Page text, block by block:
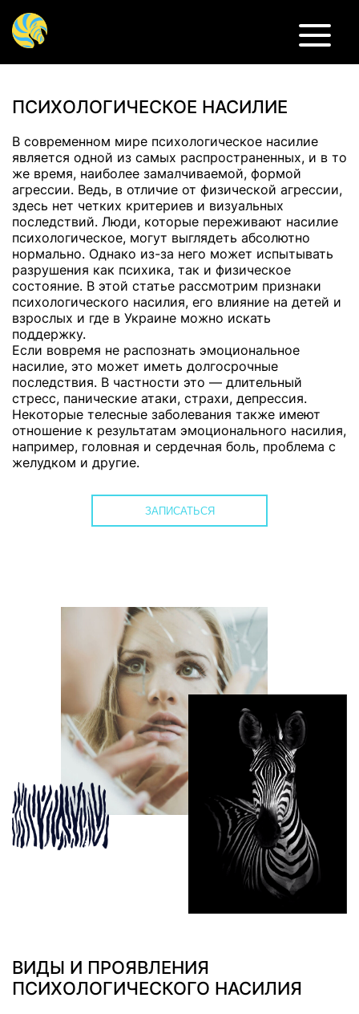
ПСИХОЛОГИЧЕСКОЕ НАСИЛИЕ
В современном мире психологическое насилие
является одной из самых распространенных, и в то
же время, наиболее замалчиваемой, формой
агрессии. Ведь, в отличие от физической агрессии,
здесь нет четких критериев и визуальных
последствий. Люди, которые переживают насилие
психологическое, могут выглядеть абсолютно
нормально. Однако из-за него может испытывать
разрушения как психика, так и физическое
состояние. В этой статье рассмотрим признаки
психологического насилия, его влияние на детей и
взрослых и где в Украине можно искать
поддержку.
Если вовремя не распознать эмоциональное
насилие, это может иметь долгосрочные
последствия. В частности это — длительный
стресс, панические атаки, страхи, депрессия.
Некоторые телесные заболевания также имеют
отношение к результатам эмоционального насилия,
например, головная и сердечная боль, проблема с
желудком и другие.
ЗАПИСАТЬСЯ
ВИДЫ И ПРОЯВЛЕНИЯ
ПСИХОЛОГИЧЕСКОГО НАСИЛИЯ